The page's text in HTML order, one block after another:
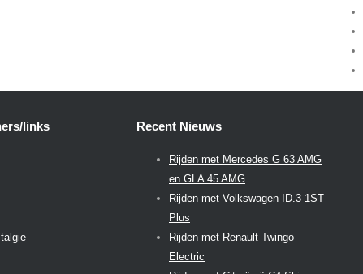
links Recent Nieuws
Rijden met Mercedes G 63 AMG
en GLA 45 AMG
Rijden met Volkswagen ID.3 1ST
Plus
Rijden met Renault Twingo
Electric